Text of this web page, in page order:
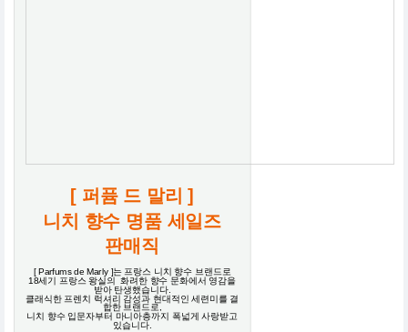
[ 퍼퓸 드 말리 ]
니치 향수 명품 세일즈
판매직
[ Parfums de Marly ]는 프랑스 니치 향수 브랜드로
18세기 프랑스 왕실의 화려한 향수 문화에서 영감을
받아 탄생했습니다.
클래식한 프렌치 럭셔리 감성과 현대적인 세련미를 결
합한 브랜드로,
니치 향수 입문자부터 마니아층까지 폭넓게 사랑받고
있습니다.